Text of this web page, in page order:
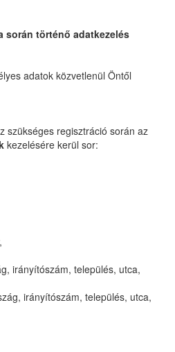
során történő adatkezelés
adatok közvetlenül Öntől
szükséges regisztráció során az
kezelésére kerül sor:
irányítószám, település, utca,
irányítószám, település, utca,